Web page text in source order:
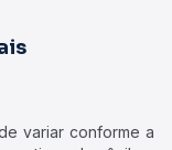
variar conforme a